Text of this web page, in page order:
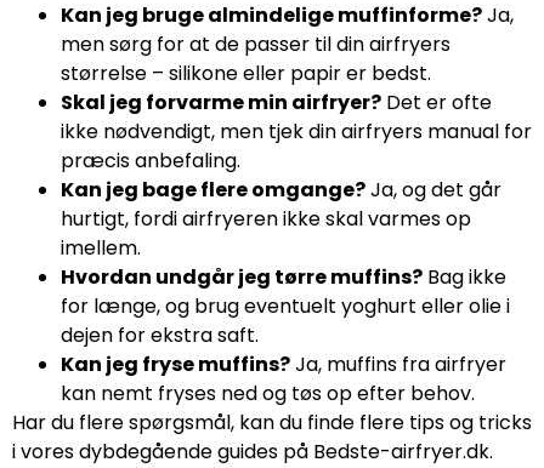
Kan jeg bruge almindelige muffinforme?Ja,
men sørg for at de passer til din airfryers
størrelse – silikone eller papir er bedst.
Skal jeg forvarme min airfryer? Det er ofte
ikke nødvendigt, men tjek din airfryers manual for
præcis anbefaling.
Kan jeg bage flere omgange?Ja, og det går
hurtigt, fordi airfryeren ikke skal varmes op
imellem.
Hvordan undgår jeg tørre muffins? Bag ikke
for længe, og brug eventuelt yoghurt eller olie i
dejen for ekstra saft.
Kan jeg fryse muffins?Ja, muffins fra airfryer
kan nemt fryses ned og tøs op efter behov.
Har du flere spørgsmål, kan du finde flere tips og tricks
i vores dybdegående guides på Bedste-airfryer.dk.